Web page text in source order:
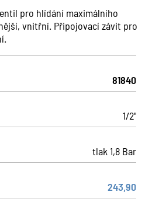
pro hlídání maximálního
vnitřní. Připojovací závit pro
81840
1/2"
tlak 1,8 Bar
243,90